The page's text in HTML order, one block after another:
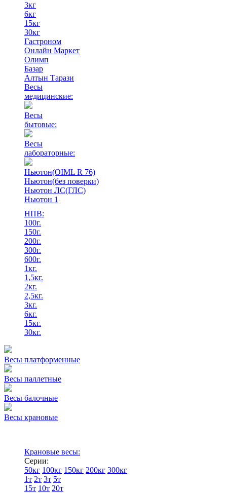
3кг
6кг
15кг
30кг
Гастроном
Онлайн Маркет
Олимп
Базар
Алтын Тарази
Весы
медицинские:
Весы
бытовые:
Весы
лабораторные:
Ньютон(OIML R 76)
Ньютон(без поверки)
Ньютон ЛС(ГЛС)
Ньютон 1
НПВ:
100г.
150г.
200г.
300г.
600г.
1кг.
1,5кг.
2кг.
2,5кг.
3кг.
6кг.
15кг.
30кг.
Весы платформенные
Весы паллетные
Весы балочные
Весы крановые
Крановые весы:
Серии:
50кг 100кг 150кг 200кг 300кг
1т 2т 3т 5т
15т 10т 20т